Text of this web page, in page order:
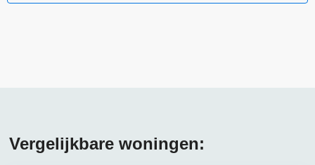
Vergelijkbare woningen: